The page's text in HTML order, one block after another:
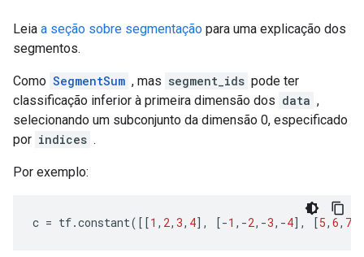
Leia a seção sobre segmentação para uma explicação dos
segmentos.
Como SegmentSum , mas segment_ids pode ter
classificação inferior à primeira dimensão dos data ,
selecionando um subconjunto da dimensão 0, especificado
por indices .
Por exemplo:
c = tf.constant([[1 , 2, 3, 4], [-1 , -2, -3, -4], [5, 6, 7